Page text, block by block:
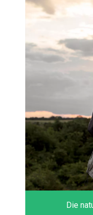
Die